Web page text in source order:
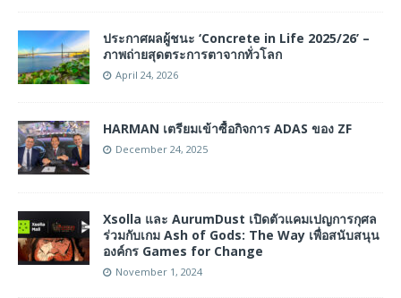
ประกาศผลผู้ชนะ ‘Concrete in Life 2025/26’ –
ภาพถ่ายสุดตระการตาจากทั่วโลก
April 24, 2026
HARMAN เตรียมเข้าซื้อกิจการ ADAS ของ ZF
December 24, 2025
Xsolla และ AurumDust เปิดตัวแคมเปญการกุศล
ร่วมกับเกม Ash of Gods: The Way เพื่อสนับสนุน
องค์กร Games for Change
November 1, 2024